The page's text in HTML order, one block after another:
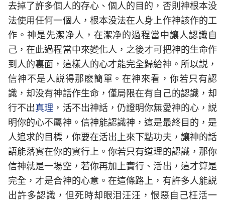
去掉了許多個人的存心、個人的目的，否則神根本没
法使用任何一個人，根本没法在人身上作神該作的工
作。神是先潔净人，在潔净的過程當中讓人認識自
己，在此過程當中來變化人，之後才可把神的生命作
到人的裏面，這樣人的心才能完全歸給神。所以説，
信神不是人説得那麽簡單。在神來看，你若只有認
識，却没有神話作生命，僅局限在有自己的認識，却
行不出真理 ，活不出神話，仍證明你無愛神的心，説
明你的心不屬神。信神能認識神，這是最終目的，是
人追求的目標，你要在活出上來下點功夫，讓神的話
語能落實在你的實行上。你若只有道理的認識，那你
信神就是一場空，若你再加上實行、活出，這才算是
完全，才是合神的心意。在這條路上，有許多人能説
出許多認識，但死時却眼泪汪汪，恨惡自己枉活一